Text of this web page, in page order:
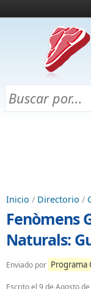
¿Qué es esto?
Directorio
Chuletas para
Inicio / Directorio /
Fenòmens
Naturals:
Enviado por Programa
Escrito el 9 de Agosto